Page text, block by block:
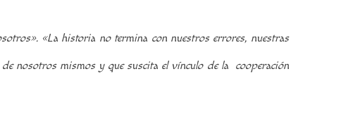
«La historia no termina con nuestros errores, nuestras
nosotros mismos y que suscita el vínculo de la cooperación